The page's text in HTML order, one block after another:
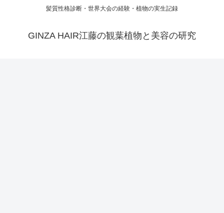
髪質性格診断・世界大会の経験・植物の実生記録
GINZA HAIR江藤の観葉植物と美容の研究